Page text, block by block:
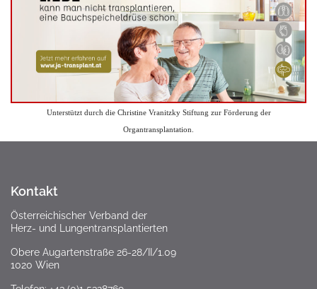
Unterstützt durch die Christine Vranitzky Stiftung zur Förderung der
Organtransplantation.
Kontakt
Österreichischer Verband der
Herz- und Lungentransplantierten
Obere Augartenstraße 26-28/II/1.09
1020 Wien